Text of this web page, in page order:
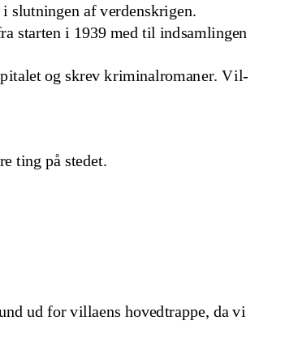
slutningen af verdenskrigen.
starten i 1939 med til indsamlingen
og skrev kriminalromaner. Vil-
ting på stedet.
ud for villaens hovedtrappe, da vi